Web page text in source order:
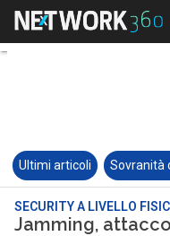
Ultimi articoli Sovranità
SECURITY A LIVELLO
Jamming,